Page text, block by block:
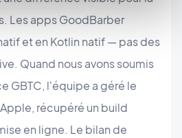
Les apps GoodBarber
et en Kotlin natif — pas des
Quand nous avons soumis
GBTC, l'équipe a géré le
récupéré un build
en ligne. Le bilan de